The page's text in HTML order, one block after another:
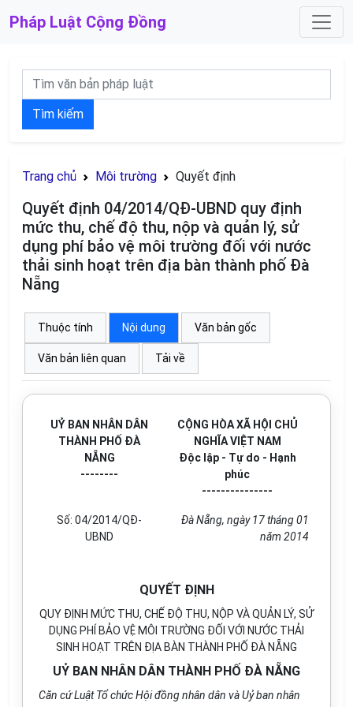
Pháp Luật Cộng Đồng
Tìm kiếm
Trang chủ Môi trường Quyết định
Quyết định 04/2014/QĐ-UBND quy định
mức thu, chế độ thu, nộp và quản lý, sử
dụng phí bảo vệ môi trường đối với nước
thải sinh hoạt trên địa bàn thành phố Đà
Nẵng
Thuộc tính Nội dung Văn bản gốc
Văn bản liên quan Tải về
UỶ BAN NHÂN DÂN
THÀNH PHỐ ĐÀ
NẴNG
--------
CỘNG HÒA XÃ HỘI CHỦ
NGHĨA VIỆT NAM
Độc lập - Tự do - Hạnh
phúc
---------------
Số: 04/2014/QĐ-
UBND
Đà Nẵng, ngày 17 tháng 01
năm 2014
QUYẾT ĐỊNH
QUY ĐỊNH MỨC THU, CHẾ ĐỘ THU, NỘP VÀ QUẢN LÝ, SỬ
DỤNG PHÍ BẢO VỆ MÔI TRƯỜNG ĐỐI VỚI NƯỚC THẢI
SINH HOẠT TRÊN ĐỊA BÀN THÀNH PHỐ ĐÀ NẴNG
UỶ BAN NHÂN DÂN THÀNH PHỐ ĐÀ NẴNG
Căn cứ Luật Tổ chức Hội đồng nhân dân và Uỷ ban nhân